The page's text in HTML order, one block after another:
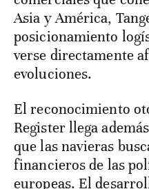
Asia y América,
posicionamiento
verse directamente
evoluciones.
El reconocimiento
Register llega
que las navieras
financieros de las
europeas. El